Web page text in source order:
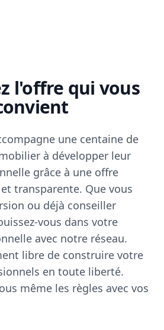
l'offre qui vous
une centaine de
à développer leur
grâce à une offre
transparente. Que vous
ou déjà conseiller
vous dans votre
avec notre réseau.
libre de construire votre
en toute liberté.
même les règles avec vos